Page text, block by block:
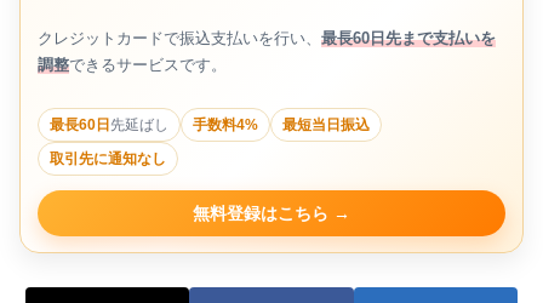
クレジットカードで振込支払いを行い、 最長60日先まで支払いを
調整できるサービスです。
最長60日先延ばし 手数料4%
最短当日振込
取引先に通知なし
無料登録はこちら